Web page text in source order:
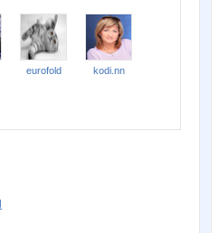
eurofold kodi.nn